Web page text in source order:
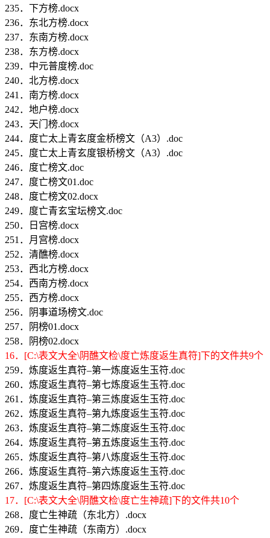
235．下方榜.docx
236．东北方榜.docx
237．东南方榜.docx
238．东方榜.docx
239．中元普度榜.doc
240．北方榜.docx
241．南方榜.docx
242．地户榜.docx
243．天门榜.docx
244．度亡太上青玄度金桥榜文（A3）.doc
245．度亡太上青玄度银桥榜文（A3）.doc
246．度亡榜文.doc
247．度亡榜文01.doc
248．度亡榜文02.docx
249．度亡青玄宝坛榜文.doc
250．日宫榜.docx
251．月宫榜.docx
252．清醮榜.docx
253．西北方榜.docx
254．西南方榜.docx
255．西方榜.docx
256．阴事道场榜文.doc
257．阴榜01.docx
258．阴榜02.docx
16．[C:\表文大全\阴醮文检\度亡炼度返生真符]下的文件共9个
259．炼度返生真符–第一炼度返生玉符.doc
260．炼度返生真符–第七炼度返生玉符.doc
261．炼度返生真符–第三炼度返生玉符.doc
262．炼度返生真符–第九炼度返生玉符.doc
263．炼度返生真符–第二炼度返生玉符.doc
264．炼度返生真符–第五炼度返生玉符.doc
265．炼度返生真符–第八炼度返生玉符.doc
266．炼度返生真符–第六炼度返生玉符.doc
267．炼度返生真符–第四炼度返生玉符.doc
17．[C:\表文大全\阴醮文检\度亡生神疏]下的文件共10个
268．度亡生神疏（东北方）.docx
269．度亡生神疏（东南方）.docx